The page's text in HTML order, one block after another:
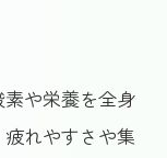
や栄養を全身
れやすさや集